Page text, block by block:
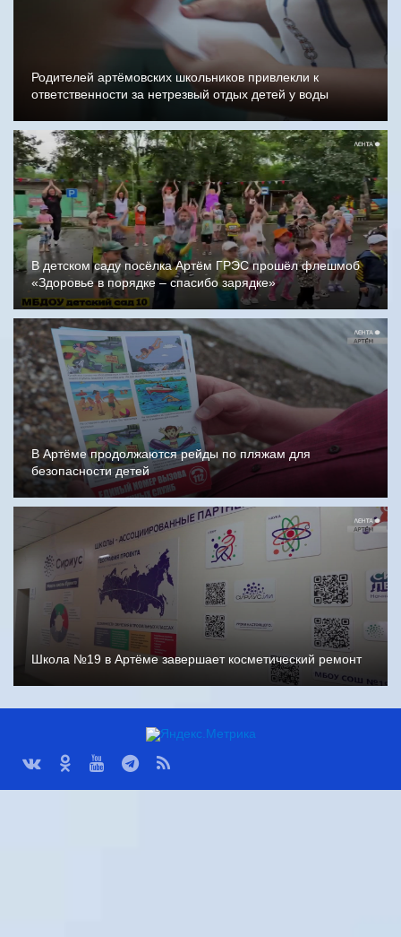
Родителей артёмовских школьников привлекли к
ответственности за нетрезвый отдых детей у воды
В детском саду посёлка Артём ГРЭС прошёл флешмоб
«Здоровье в порядке – спасибо зарядке»
В Артёме продолжаются рейды по пляжам для
безопасности детей
Школа №19 в Артёме завершает косметический ремонт